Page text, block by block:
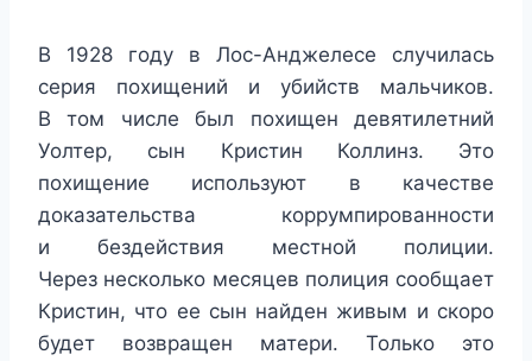
В 1928 году в Лос-Анджелесе случилась
серия похищений и убийств мальчиков.
В том числе был похищен девятилетний
Уолтер, сын Кристин Коллинз. Это
похищение используют в качестве
доказательства коррумпированности
и бездействия местной полиции.
Через несколько месяцев полиция сообщает
Кристин, что ее сын найден живым и скоро
будет возвращен матери. Только это